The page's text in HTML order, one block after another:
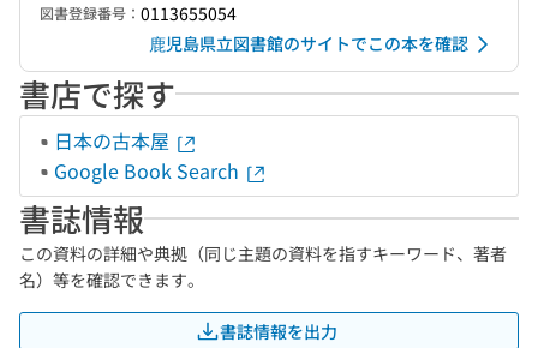
図書登録番号： 0113655054
鹿児島県立図書館のサイトでこの本を確認
書店で探す
日本の古本屋
Google Book Search
書誌情報
この資料の詳細や典拠（同じ主題の資料を指すキーワード、著者
名）等を確認できます。
書誌情報を出力